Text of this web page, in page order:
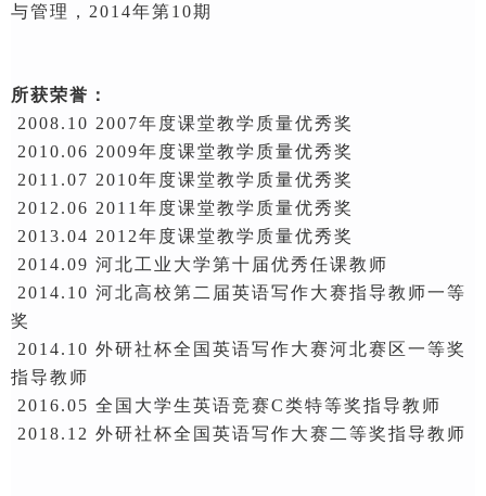
与管理， 2014年第10期
所获荣誉：
2008.10 2007年度课堂教学质量优秀奖
2010.06 2009年度课堂教学质量优秀奖
2011.07 2010年度课堂教学质量优秀奖
2012.06 2011 年度课堂教学质量优秀奖
2013.04 2012年度课堂教学质量优秀奖
2014.09 河北工业大学第十届优秀任课教师
2014.10 河北高校第二届英语写作大赛指导教师一等
奖
2014.10 外研社杯全国英语写作大赛河北赛区一等奖
指导教师
2016.05 全国大学生英语竞赛C类特等奖指导教师
2018.12 外研社杯全国英语写作大赛二等奖指导教师